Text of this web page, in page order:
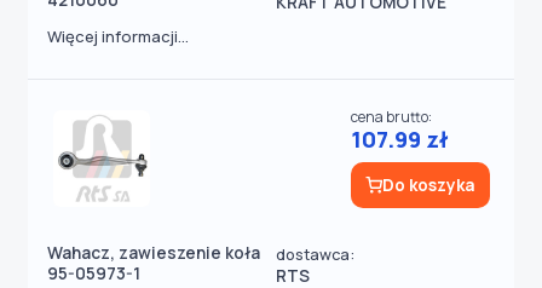
Więcej informacji...
Wahacz, zawieszenie koła
95-05973-1
dostawca:
RTS
cena brutto:
107.99 zł
Do koszyka